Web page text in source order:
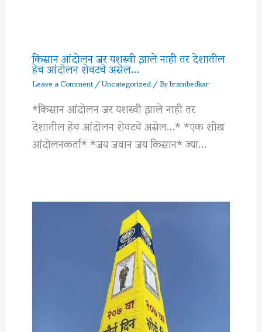
किसान आंदोलन जर यशस्वी झाले नाही तर देशातील
हेच आंदोलन शेवटचे असेल…
Leave a Comment/Uncategorized/ Bybrambedkar
*किसान आंदोलन जर यशस्वी झाले नाही तर
देशातील हेच आंदोलन शेवटचे असेल…* *एक शीख
आंदोलनकर्ता* *जय जवान जय किसान* ज्या…